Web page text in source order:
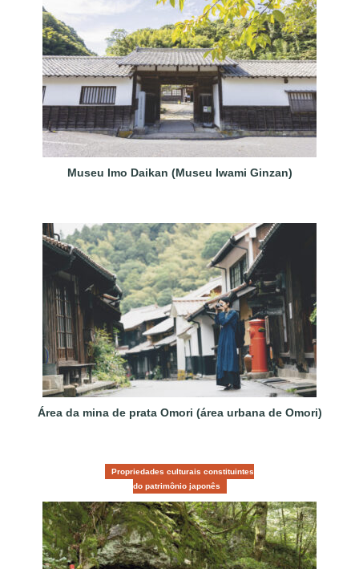
Museu Imo Daikan (Museu Iwami Ginzan)
Área da mina de prata Omori (área urbana de Omori)
Propriedades culturais constituintes
do patrimônio japonês